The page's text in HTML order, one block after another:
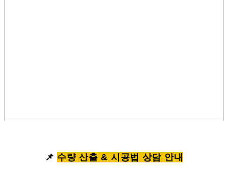
📌 수량 산출 & 시공법 상담 안내